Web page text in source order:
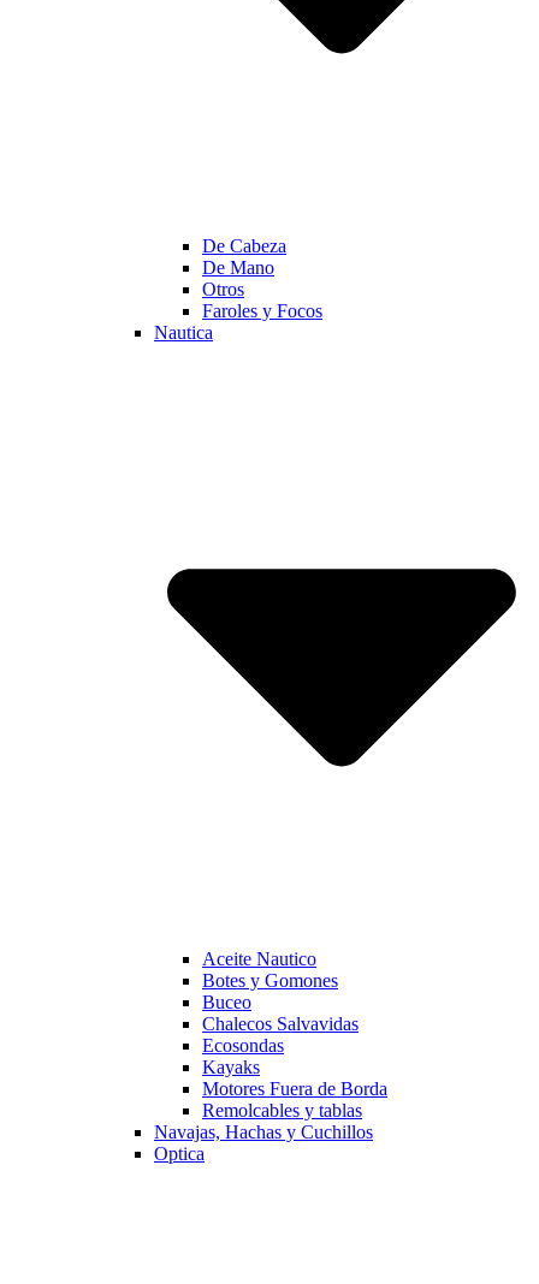
De Cabeza
De Mano
Otros
Faroles y Focos
Nautica
Aceite Nautico
Botes y Gomones
Buceo
Chalecos Salvavidas
Ecosondas
Kayaks
Motores Fuera de Borda
Remolcables y tablas
Navajas, Hachas y Cuchillos
Optica